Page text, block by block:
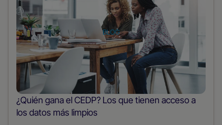
sobre
el
puesto
BLOG
¿Quién gana el CEDP? Los que tienen acceso a
los datos más limpios